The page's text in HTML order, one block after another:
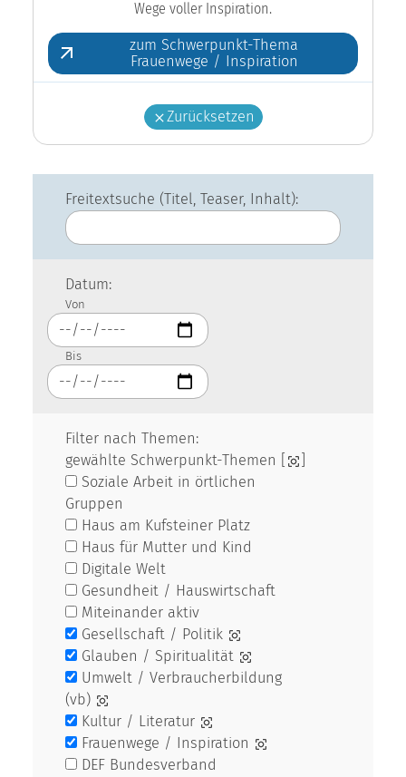
Wege voller Inspiration.
zum Schwerpunkt-Thema
Frauenwege / Inspiration
Zurücksetzen
Freitextsuche (Titel, Teaser, Inhalt):
Datum:
Von
Bis
Filter nach Themen:
gewählte Schwerpunkt-Themen [
Soziale Arbeit in örtlichen
Gruppen
Haus am Kufsteiner Platz
Haus für Mutter und Kind
Digitale Welt
Gesundheit / Hauswirtschaft
Miteinander aktiv
Gesellschaft / Politik
Glauben / Spiritualität
Umwelt / Verbraucherbildung
(vb)
Kultur / Literatur
Frauenwege / Inspiration
DEF Bundesverband